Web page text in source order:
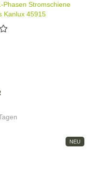
Phasen Stromschiene
Kanlux 45915
NEU